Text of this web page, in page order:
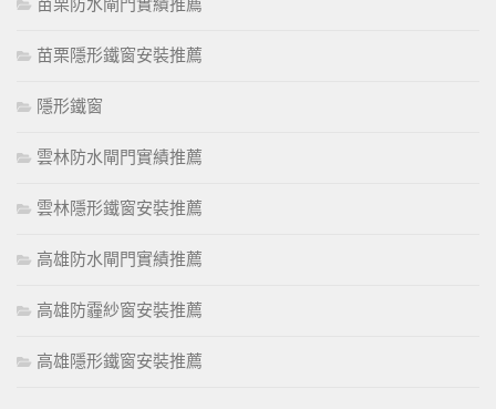
苗栗防水閘門實績推薦
苗栗隱形鐵窗安裝推薦
隱形鐵窗
雲林防水閘門實績推薦
雲林隱形鐵窗安裝推薦
高雄防水閘門實績推薦
高雄防霾紗窗安裝推薦
高雄隱形鐵窗安裝推薦